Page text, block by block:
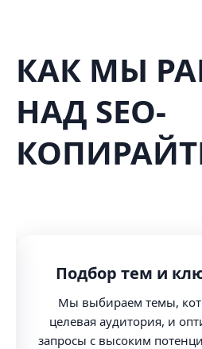
КАК МЫ
НАД SEO-
Подбор тем и
Мы выбираем темы,
целевая аудитория, и
запросы с высоким